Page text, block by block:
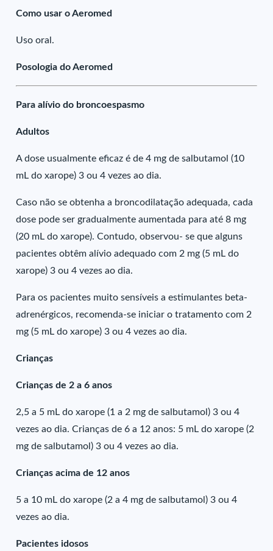
Como usar o Aeromed
Uso oral.
Posologia do Aeromed
Para alívio do broncoespasmo
Adultos
A dose usualmente eficaz é de 4 mg de salbutamol (10
mL do xarope) 3 ou 4 vezes ao dia.
Caso não se obtenha a broncodilatação adequada, cada
dose pode ser gradualmente aumentada para até 8 mg
(20 mL do xarope). Contudo, observou- se que alguns
pacientes obtêm alívio adequado com 2 mg (5 mL do
xarope) 3 ou 4 vezes ao dia.
Para os pacientes muito sensíveis a estimulantes beta-
adrenérgicos, recomenda-se iniciar o tratamento com 2
mg (5 mL do xarope) 3 ou 4 vezes ao dia.
Crianças
Crianças de 2 a 6 anos
2,5 a 5 mL do xarope (1 a 2 mg de salbutamol) 3 ou 4
vezes ao dia. Crianças de 6 a 12 anos: 5 mL do xarope (2
mg de salbutamol) 3 ou 4 vezes ao dia.
Crianças acima de 12 anos
5 a 10 mL do xarope (2 a 4 mg de salbutamol) 3 ou 4
vezes ao dia.
Pacientes idosos